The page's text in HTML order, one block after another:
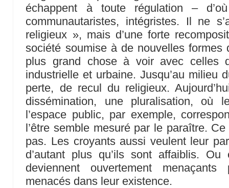
échappent à toute régulation –
communautaristes, intégristes. Il ne
religieux », mais d’une forte
société soumise à de nouvelles formes
plus grand chose à voir avec celles
industrielle et urbaine. Jusqu’au milieu
perte, de recul du religieux.
dissémination, une pluralisation, où
l’espace public, par exemple,
l’être semble mesuré par le paraître.
pas. Les croyants aussi veulent leur
d’autant plus qu’ils sont affaiblis.
deviennent ouvertement
menacés dans leur existence.